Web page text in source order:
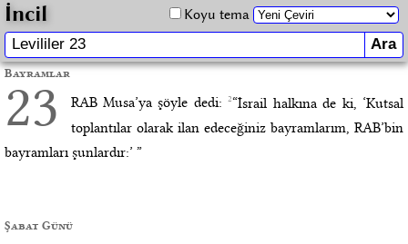
İncil Koyu tema
Bayramlar
23 RAB Musa’ya şöyle dedi:2“İsrail halkına de ki, ‘Kutsal
toplantılar olarak ilan edeceğiniz bayramlarım, RAB’bin
bayramları şunlardır:’ ”
Şabat Günü